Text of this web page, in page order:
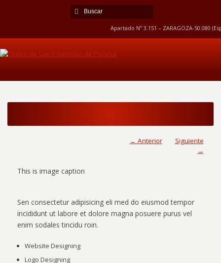
Apartado Nº 3.151 – ZARAGOZA-50.080
← Anterior
Siguiente
→
This is image caption
Sen consectetur adipisicing eli med do eiusmod tempor
incididunt ut labore et dolore magna posuere purus vel
enim sodales tincidu roin.
Website Designing
Logo Designing